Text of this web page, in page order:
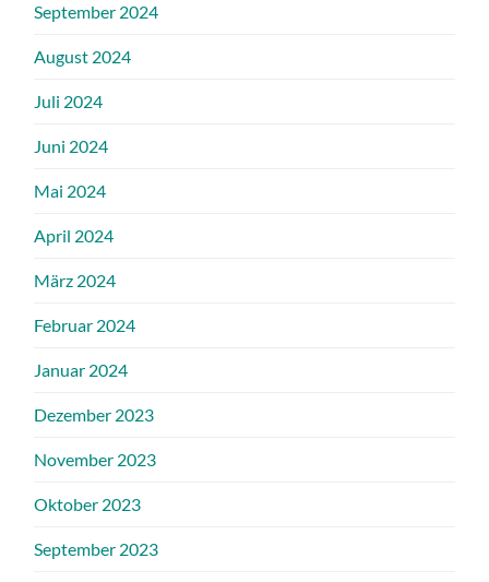
September 2024
August 2024
Juli 2024
Juni 2024
Mai 2024
April 2024
März 2024
Februar 2024
Januar 2024
Dezember 2023
November 2023
Oktober 2023
September 2023